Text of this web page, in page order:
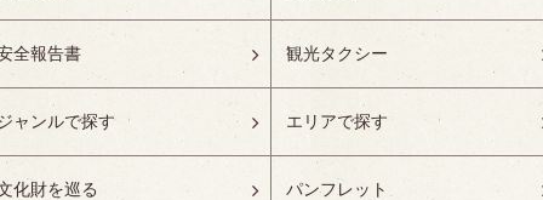
全報告書 観光タクシー
ャンルで探す エリアで探す
化財を巡る パンフレット